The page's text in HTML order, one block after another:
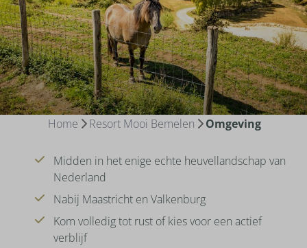
Home Resort Mooi Bemelen Omgeving
Midden in het enige echte heuvellandschap van
Nederland
Nabij Maastricht en Valkenburg
Kom volledig tot rust of kies voor een actief
verblijf